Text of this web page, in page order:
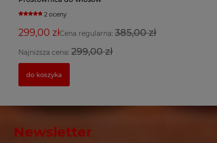
2 oceny
299,00 złCena regularna: 385,00 zł
Najniższa cena: 299,00 zł
do koszyka
Newsletter